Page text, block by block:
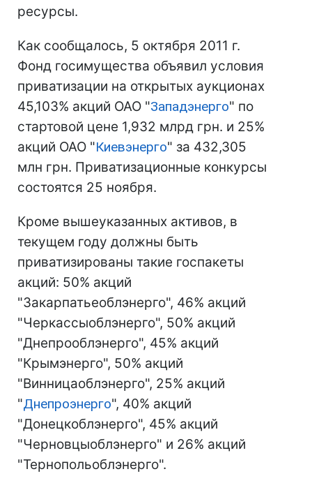
ресурсы.
Как сообщалось, 5 октября 2011 г.
Фонд госимущества объявил условия
приватизации на открытых аукционах
45,103% акций ОАО "Западэнерго" по
стартовой цене 1,932 млрд грн. и 25%
акций ОАО "Киевэнерго" за 432,305
млн грн. Приватизационные конкурсы
состоятся 25 ноября.
Кроме вышеуказанных активов, в
текущем году должны быть
приватизированы такие госпакеты
акций: 50% акций
"Закарпатьеоблэнерго", 46% акций
"Черкассыоблэнерго", 50% акций
"Днепрооблэнерго", 45% акций
"Крымэнерго", 50% акций
"Винницаоблэнерго", 25% акций
"Днепроэнерго", 40% акций
"Донецкоблэнерго", 45% акций
"Черновцыоблэнерго" и 26% акций
"Тернопольоблэнерго".